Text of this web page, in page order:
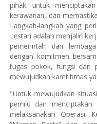
pihak untuk
kerawanan, dan
Langkah-langkah yang
Lestari adalah menjalin
pemerintah dan
dengan komitmen
tugas pokok, fungsi dan
mewujudkan kamtibmas
"Untuk mewujudkan
pemilu dan
melaksanakan Operasi